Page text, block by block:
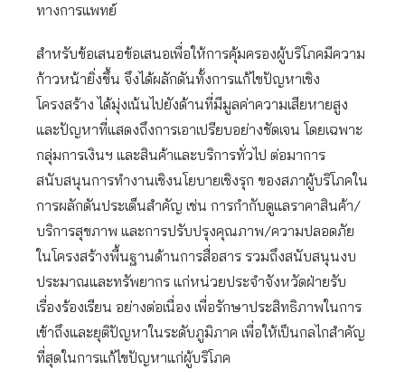
ทางการแพทย์
สำหรับข้อเสนอข้อเสนอเพื่อให้การคุ้มครองผู้บริโภคมีความ
ก้าวหน้ายิ่งขึ้น จึงได้ผลักดันทั้งการแก้ไขปัญหาเชิง
โครงสร้าง ได้มุ่งเน้นไปยังด้านที่มีมูลค่าความเสียหายสูง
และปัญหาที่แสดงถึงการเอาเปรียบอย่างชัดเจน โดยเฉพาะ
กลุ่มการเงินฯ และสินค้าและบริการทั่วไป ต่อมาการ
สนับสนุนการทำงานเชิงนโยบายเชิงรุก ของสภาผู้บริโภคใน
การผลักดันประเด็นสำคัญ เช่น การกำกับดูแลราคาสินค้า/
บริการสุขภาพ และการปรับปรุงคุณภาพ/ความปลอดภัย
ในโครงสร้างพื้นฐานด้านการสื่อสาร รวมถึงสนับสนุนงบ
ประมาณและทรัพยากร แก่หน่วยประจำจังหวัดฝ่ายรับ
เรื่องร้องเรียน อย่างต่อเนื่อง เพื่อรักษาประสิทธิภาพในการ
เข้าถึงและยุติปัญหาในระดับภูมิภาค เพื่อให้เป็นกลไกสำคัญ
ที่สุดในการแก้ไขปัญหาแก่ผู้บริโภค